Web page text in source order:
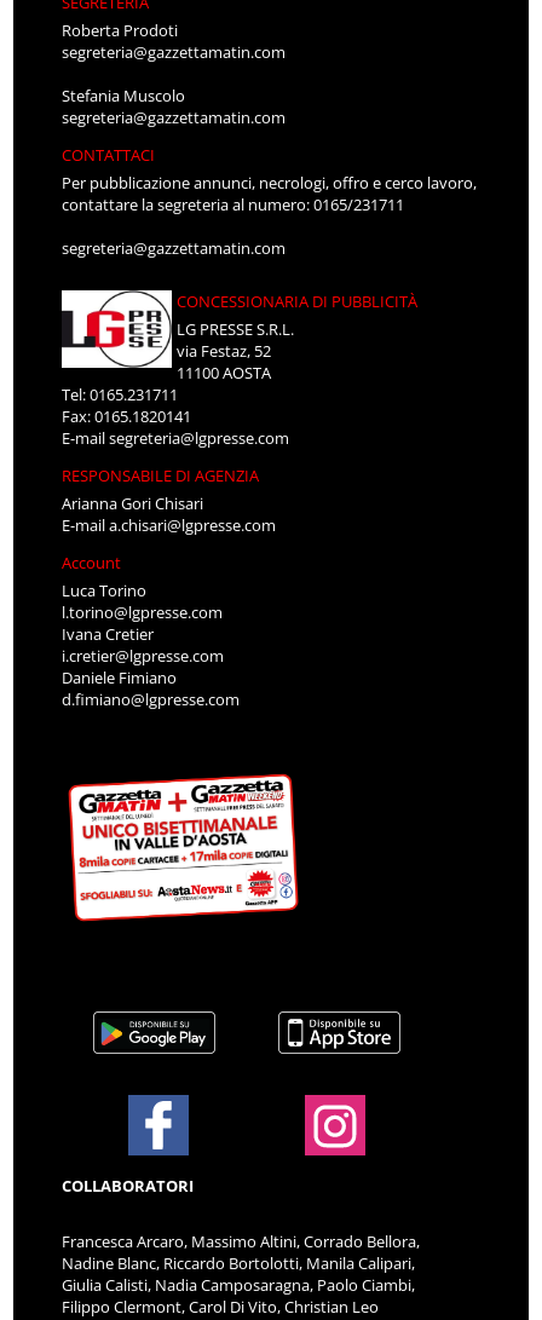
Roberta Prodoti
segreteria@gazzettamatin.com
Stefania Muscolo
segreteria@gazzettamatin.com
CONTATTACI
Per pubblicazione annunci, necrologi, offro e cerco lavoro,
contattare la segreteria al numero: 0165/231711
segreteria@gazzettamatin.com
CONCESSIONARIA DI PUBBLICITÀ
LG PRESSE S.R.L.
via Festaz, 52
11100 AOSTA
Tel: 0165.231711
Fax: 0165.1820141
E-mailsegreteria@lgpresse.com
RESPONSABILE DI AGENZIA
Arianna Gori Chisari
E-maila.chisari@lgpresse.com
Account
Luca Torino
l.torino@lgpresse.com
Ivana Cretier
i.cretier@lgpresse.com
Daniele Fimiano
d.fimiano@lgpresse.com
COLLABORATORI
Francesca Arcaro, Massimo Altini, Corrado Bellora,
Nadine Blanc, Riccardo Bortolotti, Manila Calipari,
Giulia Calisti, Nadia Camposaragna, Paolo Ciambi,
Filippo Clermont, Carol Di Vito, Christian Leo